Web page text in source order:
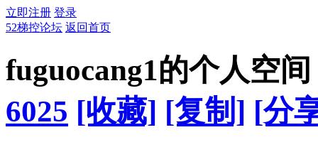
立即注册 登录
52梯控论坛 返回首页
fuguocang1的个人空间
6025 [收藏] [复制] [分